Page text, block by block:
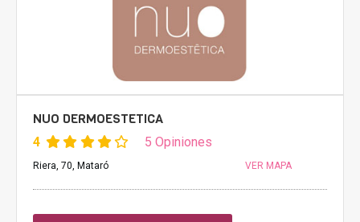
NUO DERMOESTETICA
4 5 Opiniones
Riera, 70, Mataró VER MAPA